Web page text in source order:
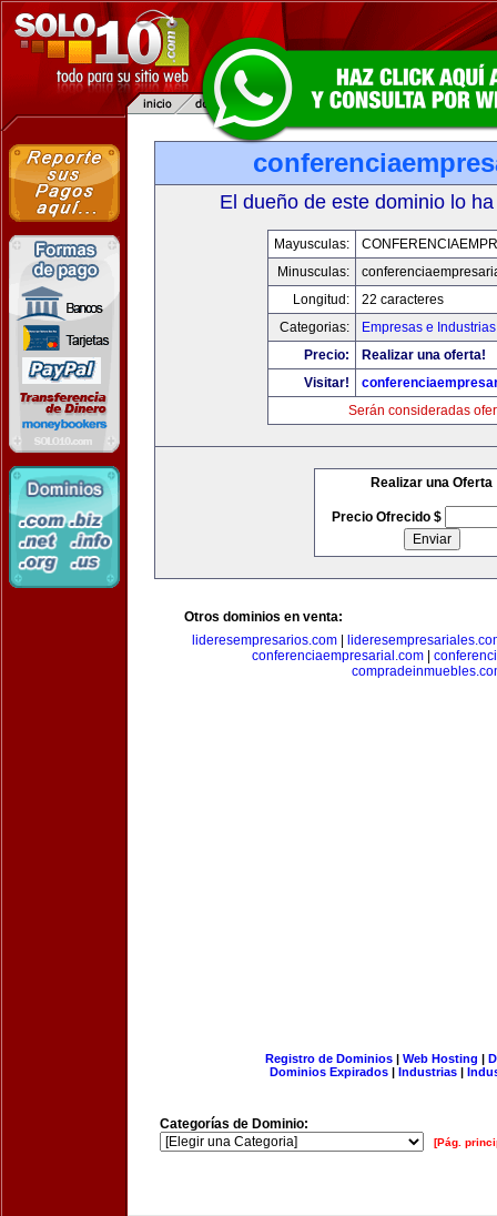
El dueño de este dominio lo
Mayusculas:
Minusculas:
Longitud:
22 caracteres
Categorias:
Empresas e Industrias
Precio:
Realizar una oferta!
Visitar!
Serán consideradas
Realizar una Oferta
Precio Ofrecido $
Otros dominios en venta:
lideresempresarios.com
conferenciaempresarial.com
Registro de Dominios| Web Hosting |
Dominios Expirados | Industrias |
Categorías de Dominio:
[Pág.